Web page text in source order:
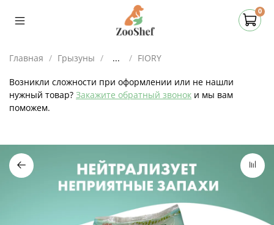
0
Главная Грызуны ... FIORY
Возникли сложности при оформлении или не нашли
нужный товар? Закажите обратный звонок и мы вам
поможем.